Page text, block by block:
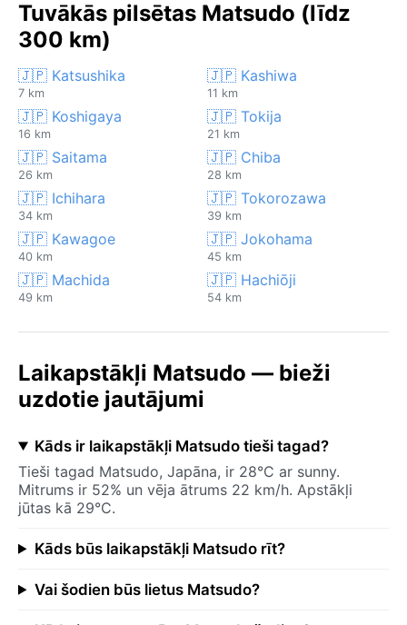
Tuvākās pilsētas Matsudo (līdz
300 km)
🇯🇵 Katsushika
7 km
🇯🇵 Kashiwa
11 km
🇯🇵 Koshigaya
16 km
🇯🇵 Tokija
21 km
🇯🇵 Saitama
26 km
🇯🇵 Chiba
28 km
🇯🇵 Ichihara
34 km
🇯🇵 Tokorozawa
39 km
🇯🇵 Kawagoe
40 km
🇯🇵 Jokohama
45 km
🇯🇵 Machida
49 km
🇯🇵 Hachiōji
54 km
Laikapstākļi Matsudo — bieži
uzdotie jautājumi
Kāds ir laikapstākļi Matsudo tieši tagad?
Tieši tagad Matsudo, Japāna, ir 28°C ar sunny.
Mitrums ir 52% un vēja ātrums 22 km/h. Apstākļi
jūtas kā 29°C.
Kāds būs laikapstākļi Matsudo rīt?
Vai šodien būs lietus Matsudo?